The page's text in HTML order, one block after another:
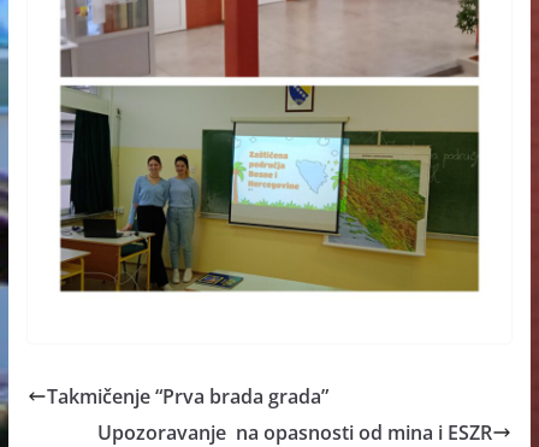
Takmičenje “Prva brada grada”
Upozoravanje na opasnosti od mina i ESZR